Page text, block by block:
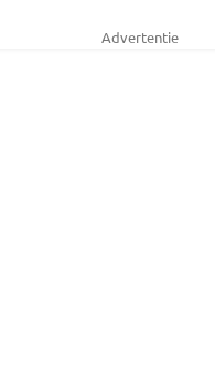
Advertentie